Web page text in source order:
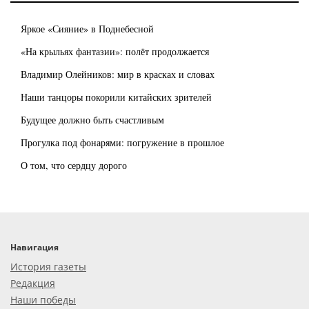
Яркое «Сияние» в Поднебесной
«На крыльях фантазии»: полёт продолжается
Владимир Олейников: мир в красках и словах
Наши танцоры покорили китайских зрителей
Будущее должно быть счастливым
Прогулка под фонарями: погружение в прошлое
О том, что сердцу дорого
Навигация
История газеты
Редакция
Наши победы